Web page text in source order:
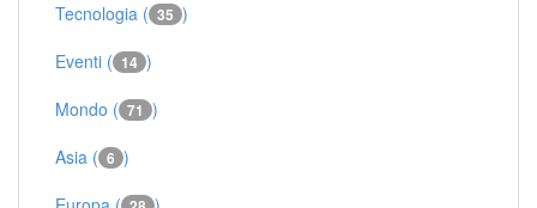
Tecnologia ( 35 )
Eventi ( 14 )
Mondo ( 71 )
Asia ( 6 )